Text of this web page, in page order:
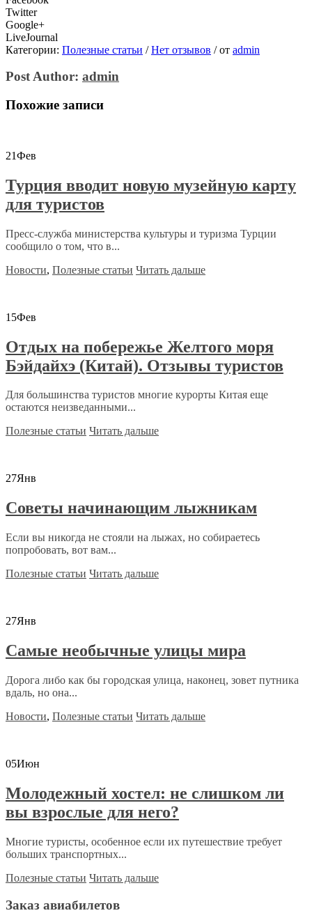
Twitter
Google+
LiveJournal
Категории: Полезные статьи / Нет отзывов /от admin
Post Author: admin
Похожие записи
21Фев
Турция вводит новую музейную карту
для туристов
Пресс-служба министерства культуры и туризма Турции
сообщило о том, что в...
Новости, Полезные статьи Читать дальше
15Фев
Отдых на побережье Желтого моря
Бэйдайхэ (Китай). Отзывы туристов
Для большинства туристов многие курорты Китая еще
остаются неизведанными...
Полезные статьи Читать дальше
27Янв
Советы начинающим лыжникам
Если вы никогда не стояли на лыжах, но собираетесь
попробовать, вот вам...
Полезные статьи Читать дальше
27Янв
Самые необычные улицы мира
Дорога либо как бы городская улица, наконец, зовет путника
вдаль, но она...
Новости, Полезные статьи Читать дальше
05Июн
Молодежный хостел: не слишком ли
вы взрослые для него?
Многие туристы, особенное если их путешествие требует
больших транспортных...
Полезные статьи Читать дальше
Заказ авиабилетов